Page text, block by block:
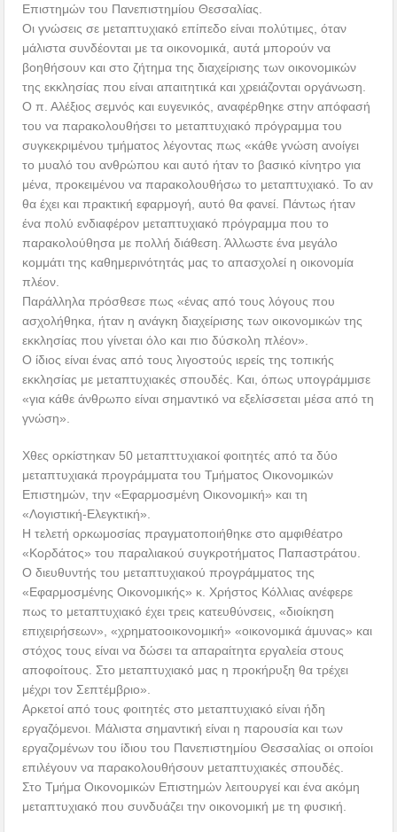
Επιστημών του Πανεπιστημίου Θεσσαλίας.
Οι γνώσεις σε μεταπτυχιακό επίπεδο είναι πολύτιμες, όταν
μάλιστα συνδέονται με τα οικονομικά, αυτά μπορούν να
βοηθήσουν και στο ζήτημα της διαχείρισης των οικονομικών
της εκκλησίας που είναι απαιτητικά και χρειάζονται οργάνωση.
Ο π. Αλέξιος σεμνός και ευγενικός, αναφέρθηκε στην απόφασή
του να παρακολουθήσει το μεταπτυχιακό πρόγραμμα του
συγκεκριμένου τμήματος λέγοντας πως «κάθε γνώση ανοίγει
το μυαλό του ανθρώπου και αυτό ήταν το βασικό κίνητρο για
μένα, προκειμένου να παρακολουθήσω το μεταπτυχιακό. Το αν
θα έχει και πρακτική εφαρμογή, αυτό θα φανεί. Πάντως ήταν
ένα πολύ ενδιαφέρον μεταπτυχιακό πρόγραμμα που το
παρακολούθησα με πολλή διάθεση. Άλλωστε ένα μεγάλο
κομμάτι της καθημερινότητάς μας το απασχολεί η οικονομία
πλέον.
Παράλληλα πρόσθεσε πως «ένας από τους λόγους που
ασχολήθηκα, ήταν η ανάγκη διαχείρισης των οικονομικών της
εκκλησίας που γίνεται όλο και πιο δύσκολη πλέον».
Ο ίδιος είναι ένας από τους λιγοστούς ιερείς της τοπικής
εκκλησίας με μεταπτυχιακές σπουδές. Και, όπως υπογράμμισε
«για κάθε άνθρωπο είναι σημαντικό να εξελίσσεται μέσα από τη
γνώση».
Χθες ορκίστηκαν 50 μεταπττυχιακοί φοιτητές από τα δύο
μεταπτυχιακά προγράμματα του Τμήματος Οικονομικών
Επιστημών, την «Εφαρμοσμένη Οικονομική» και τη
«Λογιστική-Ελεγκτική».
Η τελετή ορκωμοσίας πραγματοποιήθηκε στο αμφιθέατρο
«Κορδάτος» του παραλιακού συγκροτήματος Παπαστράτου.
Ο διευθυντής του μεταπτυχιακού προγράμματος της
«Εφαρμοσμένης Οικονομικής» κ. Χρήστος Κόλλιας ανέφερε
πως το μεταπτυχιακό έχει τρεις κατευθύνσεις, «διοίκηση
επιχειρήσεων», «χρηματοοικονομική» «οικονομικά άμυνας» και
στόχος τους είναι να δώσει τα απαραίτητα εργαλεία στους
αποφοίτους. Στο μεταπτυχιακό μας η προκήρυξη θα τρέχει
μέχρι τον Σεπτέμβριο».
Αρκετοί από τους φοιτητές στο μεταπτυχιακό είναι ήδη
εργαζόμενοι. Μάλιστα σημαντική είναι η παρουσία και των
εργαζομένων του ίδιου του Πανεπιστημίου Θεσσαλίας οι οποίοι
επιλέγουν να παρακολουθήσουν μεταπτυχιακές σπουδές.
Στο Τμήμα Οικονομικών Επιστημών λειτουργεί και ένα ακόμη
μεταπτυχιακό που συνδυάζει την οικονομική με τη φυσική.